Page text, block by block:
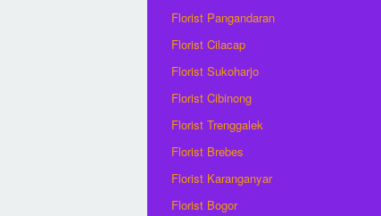
Florist Pangandaran
Florist Cilacap
Florist Sukoharjo
Florist Cibinong
Florist Trenggalek
Florist Brebes
Florist Karanganyar
Florist Bogor